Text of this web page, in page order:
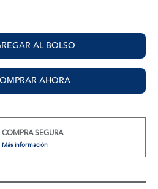
AL BOLSO
AHORA
COMPRA SEGURA
Más información